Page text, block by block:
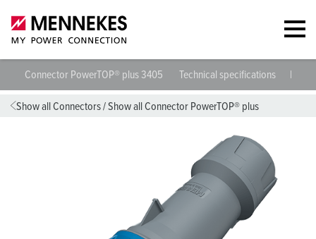
Connector PowerTOP® plus 3405 Technical specifications
Show all Connectors/Show all Connector PowerTOP® plus